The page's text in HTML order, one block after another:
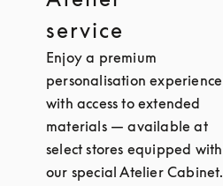
service
Enjoy a premium
personalisation experience
with access to extended
materials — available at
select stores equipped with
our special Atelier Cabinet.